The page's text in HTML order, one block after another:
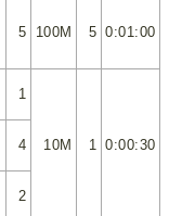
5 100M 5 0:01:00
1
10M 1 0:00:30
4
2